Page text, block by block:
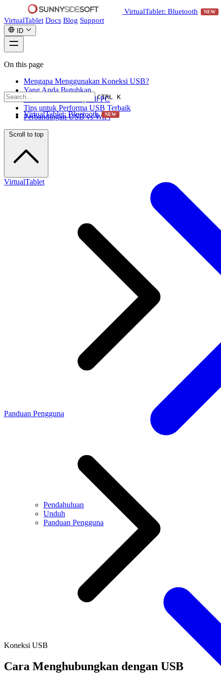
VirtualTablet: Bluetooth NEW
VirtualTablet Docs Blog Support
ID
CTRL K
VirtualTablet: Bluetooth NEW
Pendahuluan
Unduh
Panduan Pengguna
On this page
Mengapa Menggunakan Koneksi USB?
Yang Anda Butuhkan
Di Mana Mencarinya di PC
Tips untuk Performa USB Terbaik
Perbandingan USB vs WiFi
Scroll to top
VirtualTablet
Panduan Pengguna
Koneksi USB
Cara Menghubungkan dengan USB